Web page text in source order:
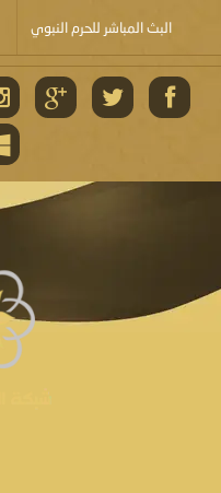
البث المباشر للحرم النبوي